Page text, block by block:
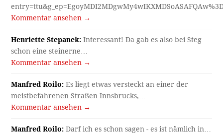
Kommentar ansehen →
Henriette Stepanek: Interessant! Da gab es also bei Steg
schon eine steinerne…
Kommentar ansehen →
Manfred Roilo: Es liegt etwas versteckt an einer der
meistbefahrenen Straßen Innsbrucks,…
Kommentar ansehen →
Manfred Roilo: Darf ich es schon sagen - es ist nämlich in…